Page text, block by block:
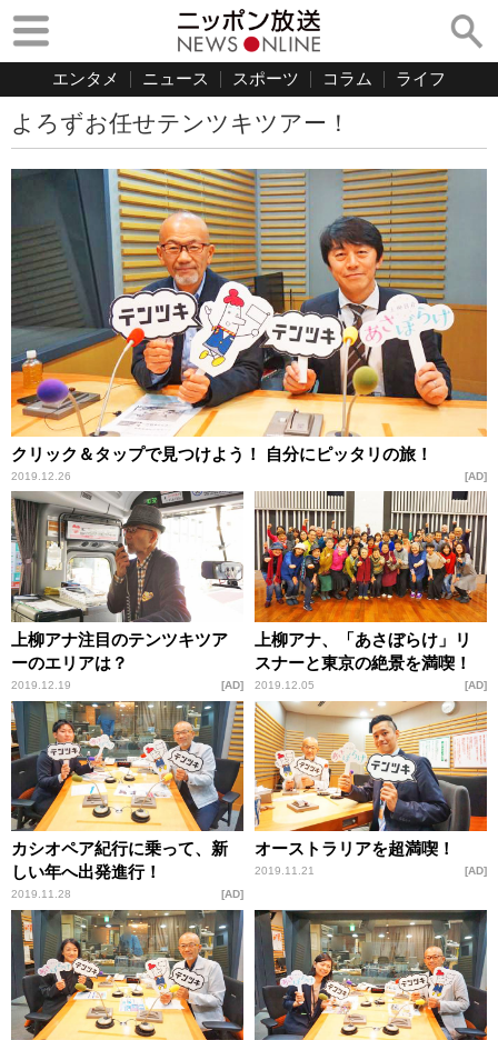
エンタメ ニュース スポーツ コラム ライフ
よろずお任せテンツキツアー！
クリック＆タップで見つけよう！ 自分にピッタリの旅！
2019.12.26 AD
上柳アナ注目のテンツキツア
ーのエリアは？
2019.12.19 AD
上柳アナ、「あさぼらけ」リ
スナーと東京の絶景を満喫！
2019.12.05 AD
カシオペア紀行に乗って、新
しい年へ出発進行！
2019.11.28 AD
オーストラリアを超満喫！
2019.11.21 AD